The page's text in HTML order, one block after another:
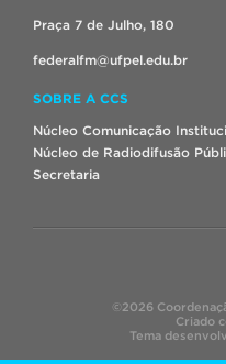
Praça 7 de Julho, 180
federalfm@ufpel.edu.br
SOBRE A CCS
Núcleo Comunicação
Núcleo de Radiodifusão
Secretaria
©2026
Criado
Tema